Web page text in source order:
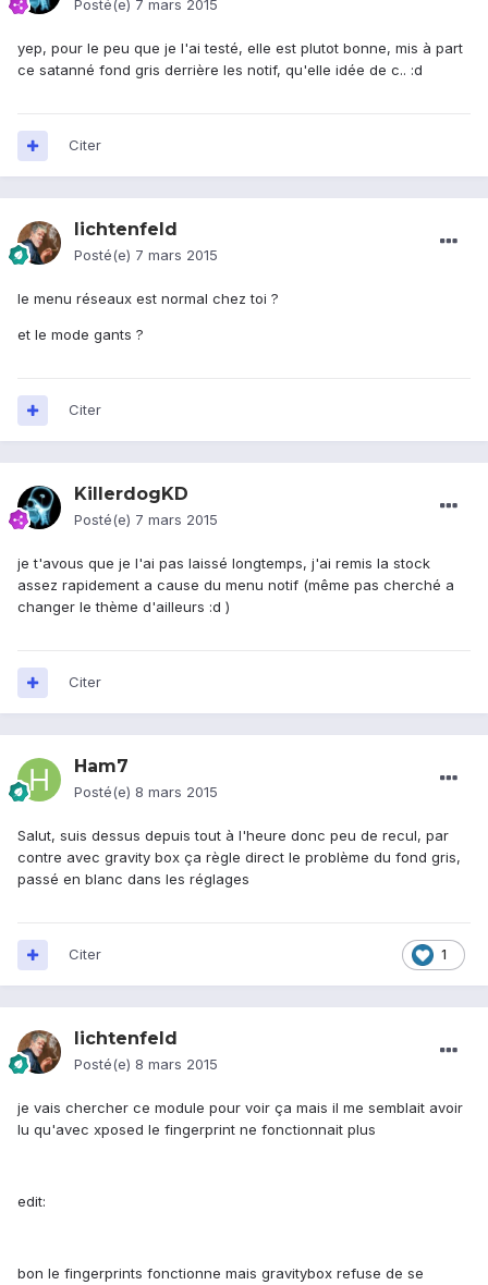
Posté(e) 7 mars 2015
yep, pour le peu que je l'ai testé, elle est plutot bonne, mis à part
ce satanné fond gris derrière les notif, qu'elle idée de c.. :d
Citer
lichtenfeld
Posté(e) 7 mars 2015
le menu réseaux est normal chez toi ?
et le mode gants ?
Citer
KillerdogKD
Posté(e) 7 mars 2015
je t'avous que je l'ai pas laissé longtemps, j'ai remis la stock
assez rapidement a cause du menu notif (même pas cherché a
changer le thème d'ailleurs :d )
Citer
Ham7
Posté(e) 8 mars 2015
Salut, suis dessus depuis tout à l'heure donc peu de recul, par
contre avec gravity box ça règle direct le problème du fond gris,
passé en blanc dans les réglages
1
Citer
lichtenfeld
Posté(e) 8 mars 2015
je vais chercher ce module pour voir ça mais il me semblait avoir
lu qu'avec xposed le fingerprint ne fonctionnait plus
edit:
bon le fingerprints fonctionne mais gravitybox refuse de se